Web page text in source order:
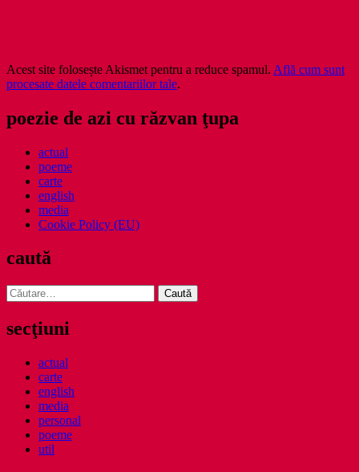
Acest site folosește Akismet pentru a reduce spamul. Află cum sunt
procesate datele comentariilor tale.
poezie de azi cu răzvan ţupa
actual
poeme
carte
english
media
Cookie Policy (EU)
caută
Caută
după:
secţiuni
actual
carte
english
media
personal
poeme
util